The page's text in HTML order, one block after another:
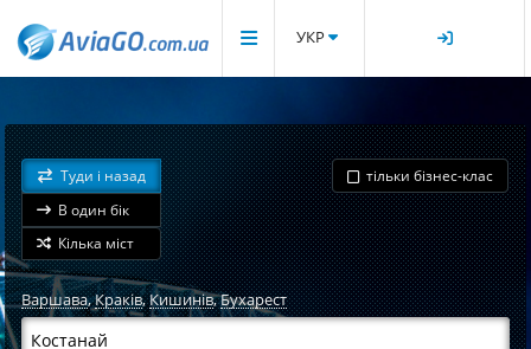
УКР
Туди і назад
В один бік
Кілька міст
тільки бізнес-клас
Варшава,Краків,Кишинів,Бухарест